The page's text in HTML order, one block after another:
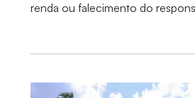
renda ou falecimento do